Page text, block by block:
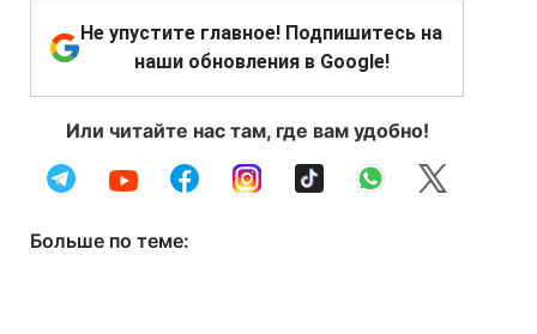
Не упустите главное! Подпишитесь на
наши обновления в Google!
Или читайте нас там, где вам удобно!
Больше по теме: